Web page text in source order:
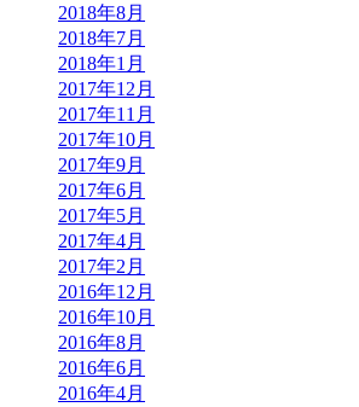
2018年8月
2018年7月
2018年1月
2017年12月
2017年11月
2017年10月
2017年9月
2017年6月
2017年5月
2017年4月
2017年2月
2016年12月
2016年10月
2016年8月
2016年6月
2016年4月